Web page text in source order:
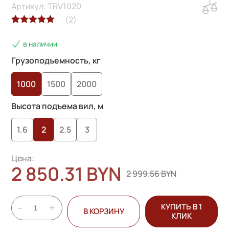
5.00из 5 на
основе
пользователей
(2)
Артикул: TRV1020
в наличии
Грузоподъемность, кг
1000 1500
2000
Высота подъема вил, м
1.6 2 2.5 3
Цена:
2 850.31 BYN 2 999.56 BYN
- + В КОРЗИНУ
КУПИТЬ В 1
КЛИК